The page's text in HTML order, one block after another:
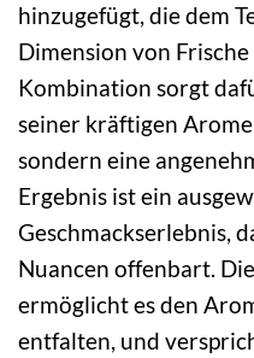
hinzugefügt, die dem
Dimension von
Kombination sorgt
seiner kräftigen
sondern eine
Ergebnis ist ein
Geschmackserlebnis,
Nuancen offenbart.
ermöglicht es den
entfalten, und